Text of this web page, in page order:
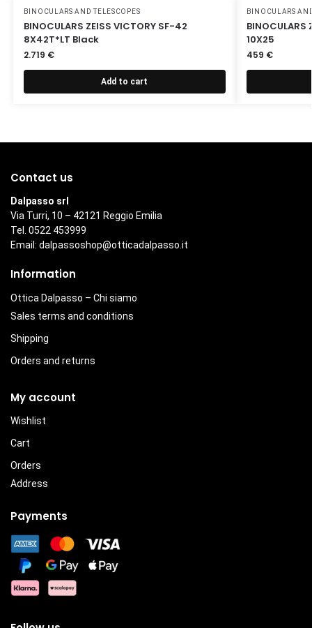
BINOCULARS AND TELESCOPES
BINOCULARS ZEISS VICTORY SF-42
8X42T*LT Black
2.719 €
Add to cart
BINOCULARS
BINOCULARS
10X25
459 €
Contact us
Dalpasso srl
Via Turri, 10 – 42121 Reggio Emilia
Tel. 0522 453999
Email: dalpassoshop@otticadalpasso.it
Information
Ottica Dalpasso – Chi siamo
Sales terms and conditions
Shipping
Orders and returns
My account
Wishlist
Cart
Orders
Address
Payments